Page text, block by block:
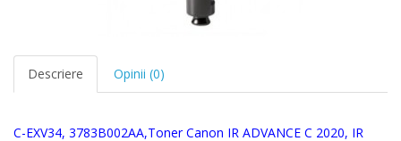
Descriere Opinii (0)
C-EXV34, 3783B002AA,TonerCanon IR ADVANCE C 2020, IR